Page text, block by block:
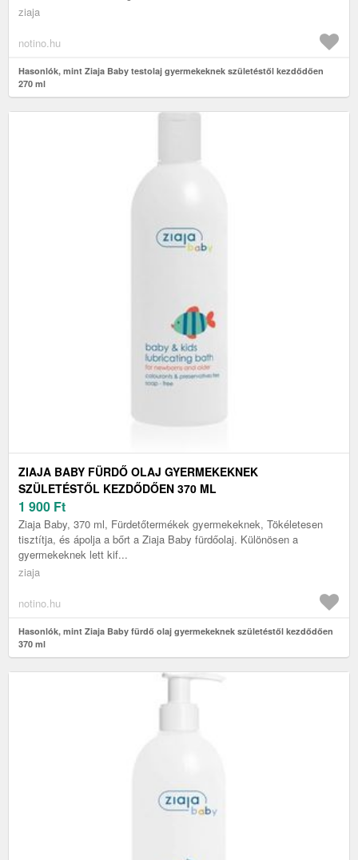
ziaja
notino.hu
Hasonlók, mint Ziaja Baby testolaj gyermekeknek születéstől kezdődően
270 ml
ZIAJA BABY FÜRDŐ OLAJ GYERMEKEKNEK
SZÜLETÉSTŐL KEZDŐDŐEN 370 ML
1 900 Ft
Ziaja Baby, 370 ml, Fürdetőtermékek gyermekeknek, Tökéletesen
tisztítja, és ápolja a bőrt a Ziaja Baby fürdőolaj. Különösen a
gyermekeknek lett kif...
ziaja
notino.hu
Hasonlók, mint Ziaja Baby fürdő olaj gyermekeknek születéstől kezdődően
370 ml